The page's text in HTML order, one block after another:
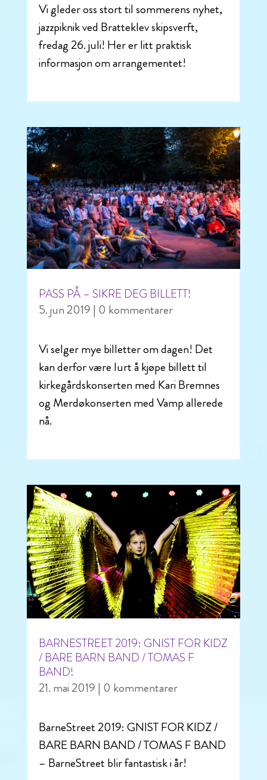
Vi gleder oss stort til sommerens nyhet,
jazzpiknik ved Bratteklev skipsverft,
fredag 26. juli! Her er litt praktisk
informasjon om arrangementet!
PASS PÅ – SIKRE DEG BILLETT!
5. jun 2019 | 0 kommentarer
Vi selger mye billetter om dagen! Det
kan derfor være lurt å kjøpe billett til
kirkegårdskonserten med Kari Bremnes
og Merdøkonserten med Vamp allerede
nå.
BARNESTREET 2019: GNIST FOR KIDZ
/ BARE BARN BAND / TOMAS F
BAND!
21. mai 2019 | 0 kommentarer
BarneStreet 2019: GNIST FOR KIDZ /
BARE BARN BAND / TOMAS F BAND
– BarneStreet blir fantastisk i år!